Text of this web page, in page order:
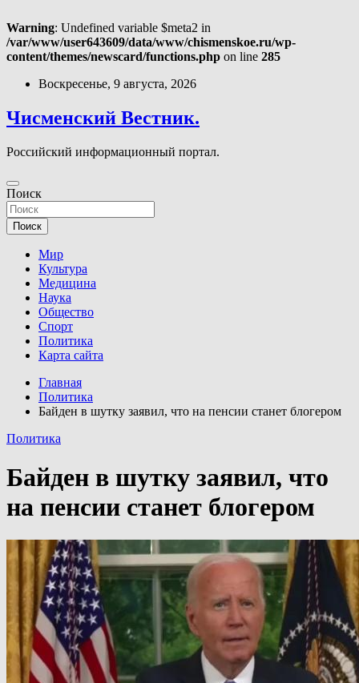
Warning: Undefined variable $meta2 in
/var/www/user643609/data/www/chismenskoe.ru/wp-
content/themes/newscard/functions.php on line 285
Перейти
содержимому
Воскресенье, 9 августа, 2026
Чисменский Вестник.
Российский информационный портал.
Поиск
Поиск
Мир
Культура
Медицина
Наука
Общество
Спорт
Политика
Карта сайта
Главная
Политика
Байден в шутку заявил, что на пенсии станет блогером
Политика
Байден в шутку заявил, что
на пенсии станет блогером